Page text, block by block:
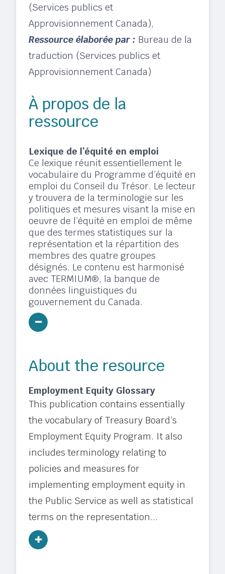
(Services publics et
Approvisionnement Canada),
Ressource élaborée par : Bureau de la
traduction (Services publics et
Approvisionnement Canada)
À propos de la
ressource
Lexique de l’équité en emploi
Ce lexique réunit essentiellement le
vocabulaire du Programme d’équité en
emploi du Conseil du Trésor. Le lecteur
y trouvera de la terminologie sur les
politiques et mesures visant la mise en
oeuvre de l’équité en emploi de même
que des termes statistiques sur la
représentation et la répartition des
membres des quatre groupes
désignés. Le contenu est harmonisé
avec TERMIUM®, la banque de
données linguistiques du
gouvernement du Canada.
About the resource
Employment Equity Glossary
This publication contains essentially
the vocabulary of Treasury Board’s
Employment Equity Program. It also
includes terminology relating to
policies and measures for
implementing employment equity in
the Public Service as well as statistical
terms on the representation...